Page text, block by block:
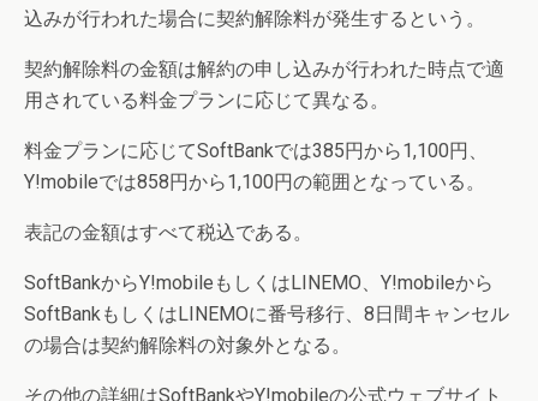
込みが行われた場合に契約解除料が発生するという。
契約解除料の金額は解約の申し込みが行われた時点で適
用されている料金プランに応じて異なる。
料金プランに応じてSoftBankでは385円から1,100円、
Y!mobileでは858円から1,100円の範囲となっている。
表記の金額はすべて税込である。
SoftBankからY!mobileもしくはLINEMO、Y!mobileから
SoftBankもしくはLINEMOに番号移行、8日間キャンセル
の場合は契約解除料の対象外となる。
その他の詳細はSoftBankやY!mobileの公式ウェブサイト